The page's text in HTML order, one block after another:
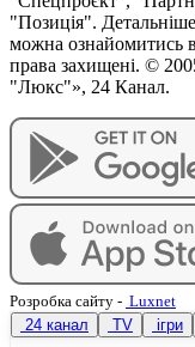
"Позиція".
можна ознайомитись
права захищені. ©
"Люкс"», 24 Канал.
Розробка сайту - Luxnet
24 канал
TV ігри